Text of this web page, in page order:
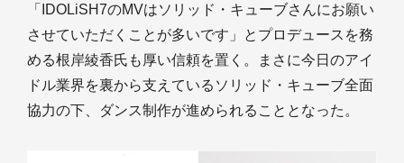
「IDOLiSH7のMVはソリッド・キューブさんにお願い
させていただくことが多いです」とプロデュースを務
める根岸綾香氏も厚い信頼を置く。まさに今日のアイ
ドル業界を裏から支えているソリッド・キューブ全面
協力の下、ダンス制作が進められることとなった。